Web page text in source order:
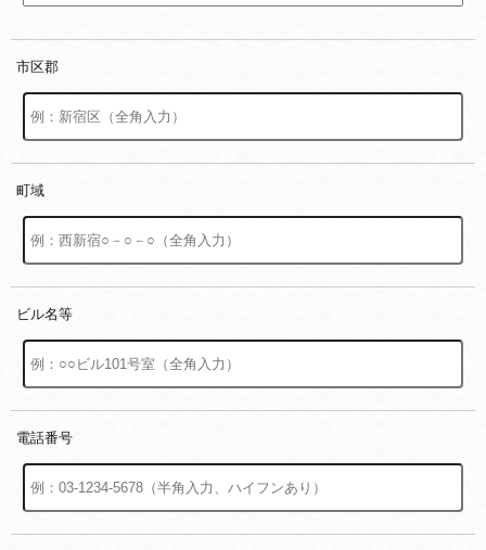
市区郡
町域
ビル名等
電話番号